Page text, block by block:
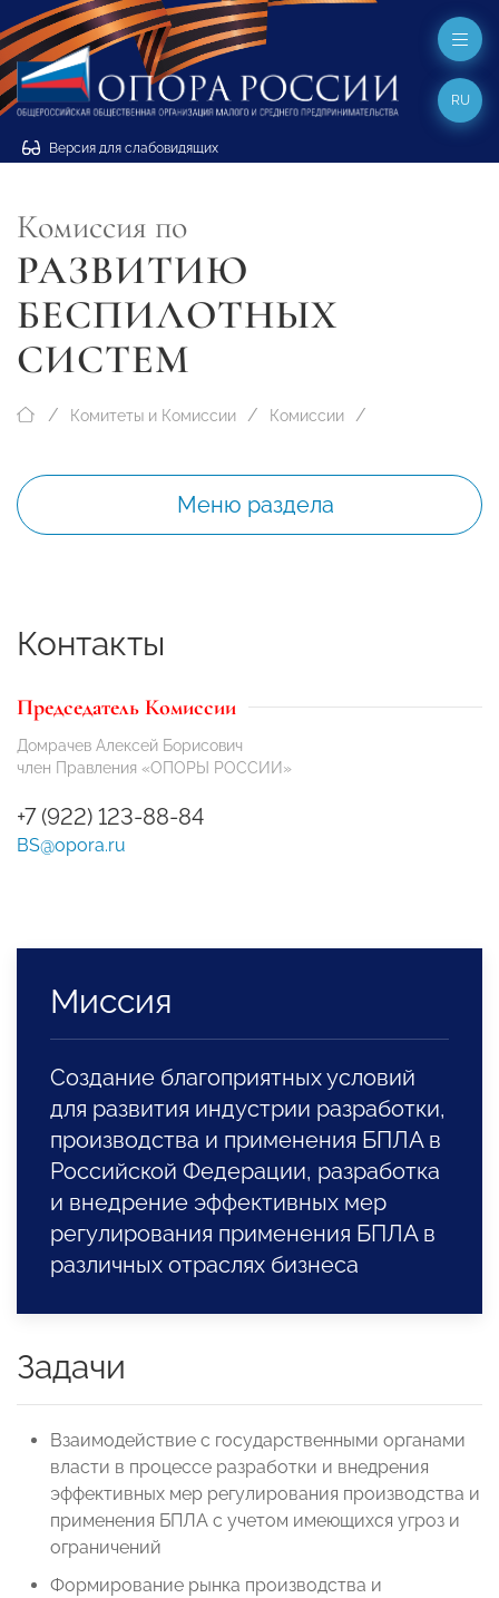
Версия для слабовидящих
RU
Комиссия по
РАЗВИТИЮ
БЕСПИЛОТНЫХ
СИСТЕМ
Комитеты и Комиссии Комиссии
Меню раздела
Контакты
Председатель Комиссии
Домрачев Алексей Борисович
член Правления «ОПОРЫ РОССИИ»
+7 (922) 123-88-84
BS@opora.ru
Миссия
Создание благоприятных условий
для развития индустрии разработки,
производства и применения БПЛА в
Российской Федерации, разработка
и внедрение эффективных мер
регулирования применения БПЛА в
различных отраслях бизнеса
Задачи
Взаимодействие с государственными органами
власти в процессе разработки и внедрения
эффективных мер регулирования производства и
применения БПЛА с учетом имеющихся угроз и
ограничений
Формирование рынка производства и